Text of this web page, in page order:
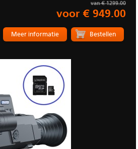
van € 1299.00
voor € 949.00
Meer informatie